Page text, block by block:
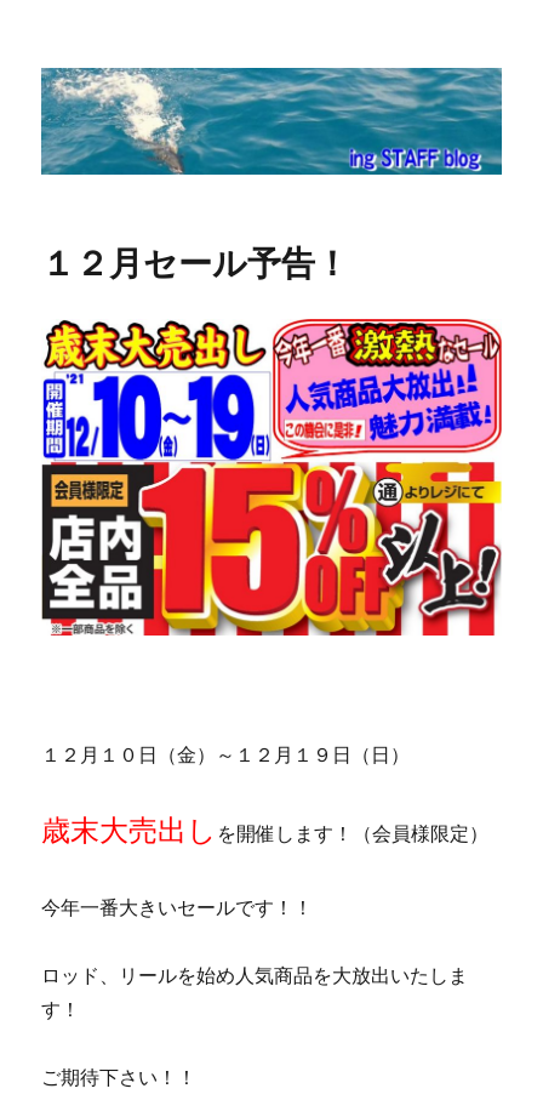
ing STAFF blog
１２月セール予告！
１２月１０日（金）～１２月１９日（日）
歳末大売出し を開催します！（会員様限定）
今年一番大きいセールです！！
ロッド、リールを始め人気商品を大放出いたしま
す！
ご期待下さい！！